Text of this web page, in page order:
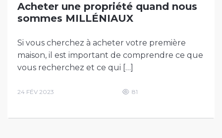
Acheter une propriété quand nous
sommes MILLÉNIAUX
Si vous cherchez à acheter votre première
maison, il est important de comprendre ce que
vous recherchez et ce qui […]
24 FÉV 2023 81